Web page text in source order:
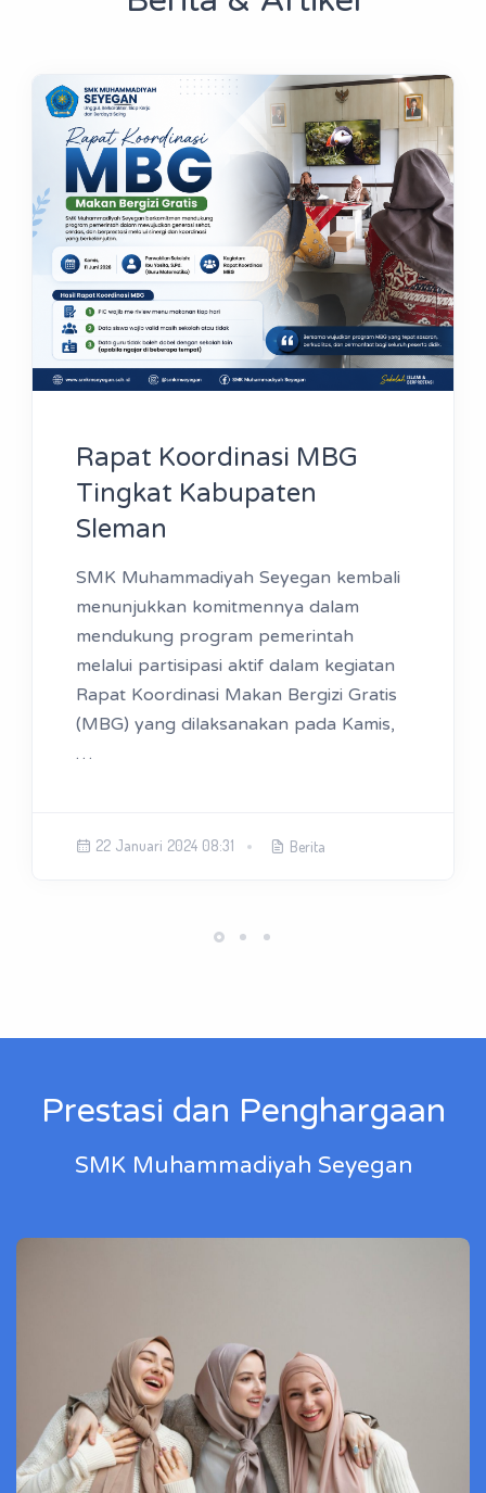
Rapat Koordinasi MBG
Tingkat Kabupaten
Sleman
SMK Muhammadiyah Seyegan kembali
menunjukkan komitmennya dalam
mendukung program pemerintah
melalui partisipasi aktif dalam kegiatan
Rapat Koordinasi Makan Bergizi Gratis
(MBG) yang dilaksanakan pada Kamis,
…
22 Januari 2024 08:31 Berita
Prestasi dan Penghargaan
SMK Muhammadiyah Seyegan